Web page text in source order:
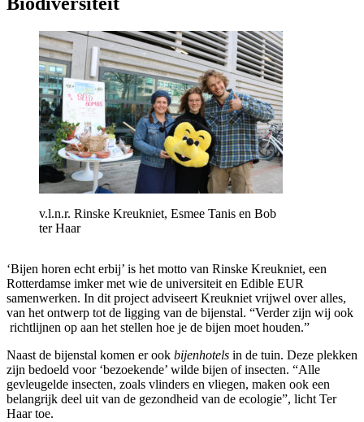
v.l.n.r. Rinske Kreukniet, Esmee Tanis en Bob
ter Haar
‘Bijen horen echt erbij’ is het motto van Rinske Kreukniet, een
Rotterdamse imker met wie de universiteit en Edible EUR
samenwerken. In dit project adviseert Kreukniet vrijwel over alles,
van het ontwerp tot de ligging van de bijenstal. “Verder zijn wij ook
richtlijnen op aan het stellen hoe je de bijen moet houden.”
Naast de bijenstal komen er ook bijenhotels in de tuin. Deze plekken
zijn bedoeld voor ‘bezoekende’ wilde bijen of insecten. “Alle
gevleugelde insecten, zoals vlinders en vliegen, maken ook een
belangrijk deel uit van de gezondheid van de ecologie”, licht Ter
Haar toe.